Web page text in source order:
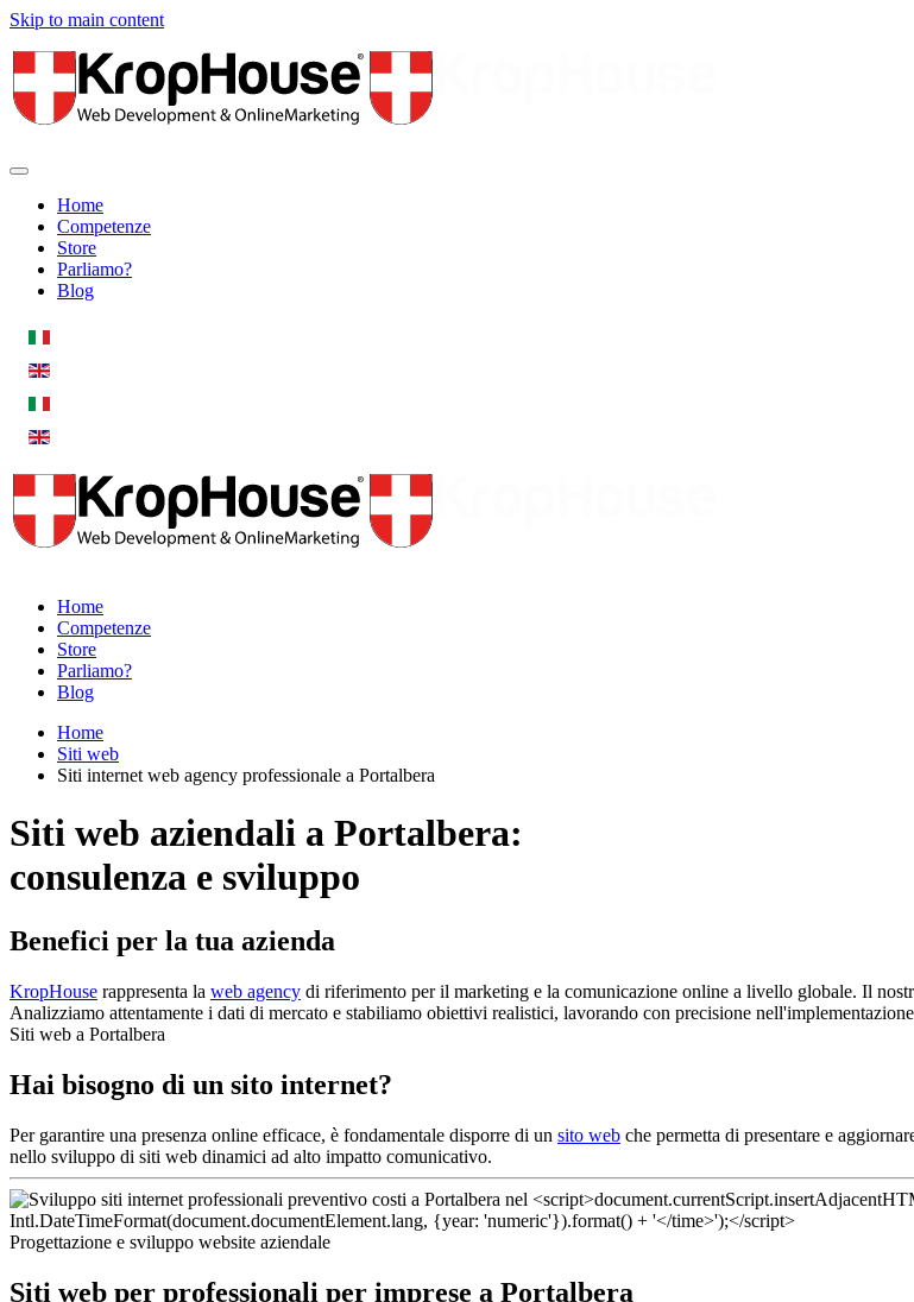
Skip to main content
Home
Competenze
Store
Parliamo?
Blog
Home
Competenze
Store
Parliamo?
Blog
Home
Siti web
Siti internet web agency professionale a Portalbera
Siti web aziendali a Portalbera:
consulenza e sviluppo
Benefici per la tua azienda
KropHouse rappresenta la web agency di riferimento per il marketing e la comunicazione online a livello globale. Il
Analizziamo attentamente i dati di mercato e stabiliamo obiettivi realistici, lavorando con precisione
Siti web a Portalbera
Hai bisogno di un sito internet?
Per garantire una presenza online efficace, è fondamentale disporre di un sito web che permetta di presentare e
nello sviluppo di siti web dinamici ad alto impatto comunicativo.
Progettazione e sviluppo website aziendale
Siti web per professionali per imprese a Portalbera